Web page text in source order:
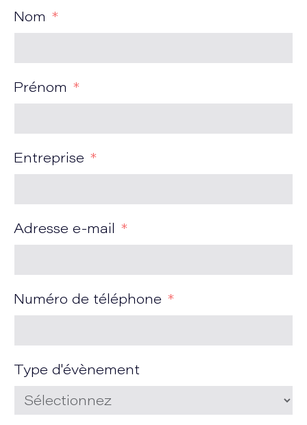
Nom
Prénom
Entreprise
Adresse e-mail
Numéro de téléphone
Type d'évènement